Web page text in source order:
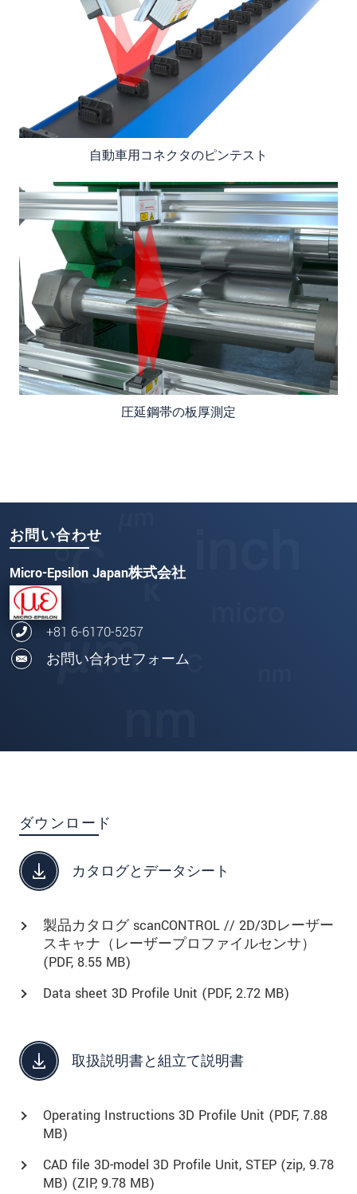
自動車用コネクタのピンテスト
圧延鋼帯の板厚測定
お問い合わせ
Micro-Epsilon Japan株式会社
+81 6-6170-5257
お問い合わせフォーム
ダウンロード
カタログとデータシート
製品カタログ scanCONTROL // 2D/3Dレーザー
スキャナ（レーザープロファイルセンサ）
(PDF, 8.55 MB)
Data sheet 3D Profile Unit (PDF, 2.72 MB)
取扱説明書と組立て説明書
Operating Instructions 3D Profile Unit (PDF, 7.88
MB)
CAD file 3D-model 3D Profile Unit, STEP (zip, 9.78
MB) (ZIP, 9.78 MB)